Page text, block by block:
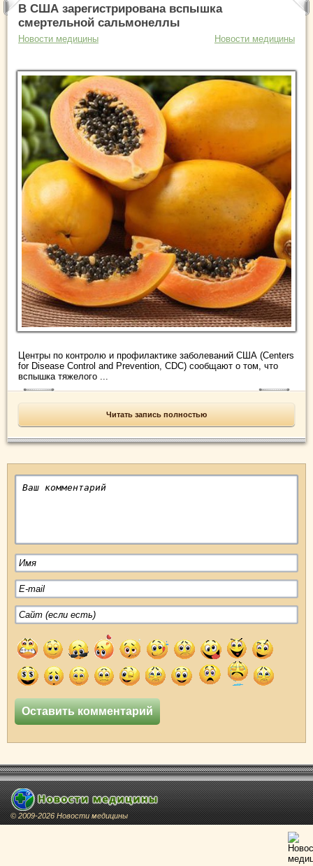
В США зарегистрирована вспышка
смертельной сальмонеллы
Новости медицины Новости медицины
Центры по контролю и профилактике заболеваний США (Centers
for Disease Control and Prevention, CDC) сообщают о том, что
вспышка тяжелого ...
Читать запись полностью
© 2009-2026 Новости медицины